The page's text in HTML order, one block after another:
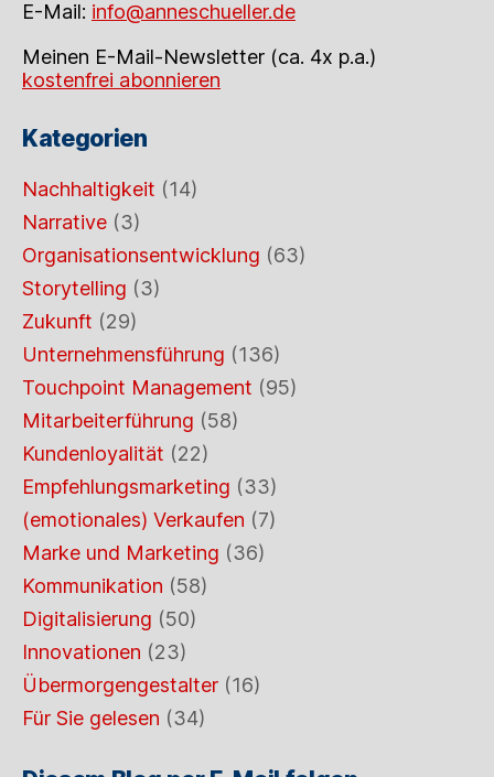
E-Mail: info@anneschueller.de
Meinen E-Mail-Newsletter (ca. 4x p.a.)
kostenfrei abonnieren
Kategorien
Nachhaltigkeit (14)
Narrative (3)
Organisationsentwicklung (63)
Storytelling (3)
Zukunft (29)
Unternehmensführung (136)
Touchpoint Management (95)
Mitarbeiterführung (58)
Kundenloyalität (22)
Empfehlungsmarketing (33)
(emotionales) Verkaufen (7)
Marke und Marketing (36)
Kommunikation (58)
Digitalisierung (50)
Innovationen (23)
Übermorgengestalter (16)
Für Sie gelesen (34)